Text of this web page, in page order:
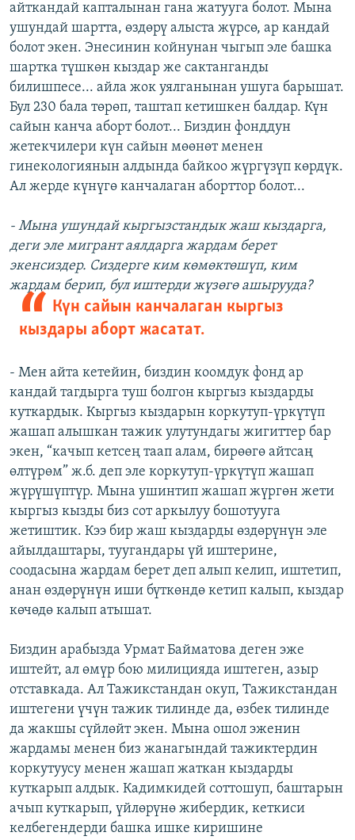
айткандай капталынан гана жатууга болот. Мына
ушундай шартта, өздөрү алыста жүрсө, ар кандай
болот экен. Энесинин койнунан чыгып эле башка
шартка түшкөн кыздар же сактанганды
билишпесе... айла жок уялганынан ушуга барышат.
Бул 230 бала төрөп, таштап кетишкен балдар. Күн
сайын канча аборт болот... Биздин фонддун
жетекчилери күн сайын мөөнөт менен
гинекологиянын алдында байкоо жүргүзүп көрдүк.
Ал жерде күнүгө канчалаган аборттор болот...
- Мына ушундай кыргызстандык жаш кыздарга,
деги эле мигрант аялдарга жардам берет
экенсиздер. Сиздерге ким көмөктөшүп, ким
жардам берип, бул иштерди жүзөгө ашырууда?
Күн сайын канчалаган кыргыз
кыздары аборт жасатат.
- Мен айта кетейин, биздин коомдук фонд ар
кандай тагдырга туш болгон кыргыз кыздарды
куткардык. Кыргыз кыздарын коркутуп-үркүтүп
жашап алышкан тажик улутундагы жигиттер бар
экен, “качып кетсең таап алам, бирөөгө айтсаң
өлтүрөм” ж.б. деп эле коркутуп-үркүтүп жашап
жүрүшүптүр. Мына ушинтип жашап жүргөн жети
кыргыз кызды биз сот аркылуу бошотууга
жетиштик. Кээ бир жаш кыздарды өздөрүнүн эле
айылдаштары, туугандары үй иштерине,
соодасына жардам берет деп алып келип, иштетип,
анан өздөрүнүн иши бүткөндө кетип калып, кыздар
көчөдө калып атышат.
Биздин арабызда Урмат Байматова деген эже
иштейт, ал өмүр бою милицияда иштеген, азыр
отставкада. Ал Тажикстандан окуп, Тажикстандан
иштегени үчүн тажик тилинде да, өзбек тилинде
да жакшы сүйлөйт экен. Мына ошол эженин
жардамы менен биз жанагындай тажиктердин
коркутуусу менен жашап жаткан кыздарды
куткарып алдык. Кадимкидей соттошуп, баштарын
ачып куткарып, үйлөрүнө жибердик, кеткиси
келбегендерди башка ишке киришине